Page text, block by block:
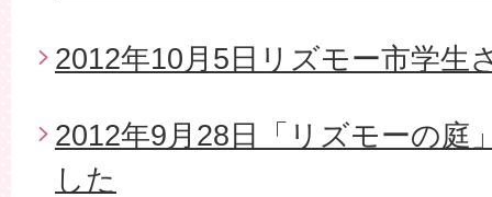
2012年10月5日リズモー市学生
2012年9月28日「リズモーの庭
した